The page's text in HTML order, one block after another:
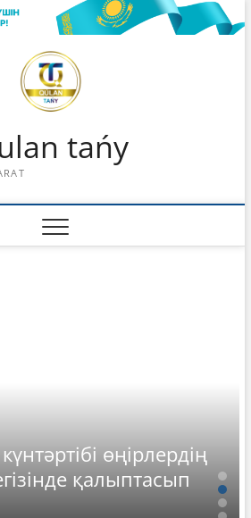
tańy
өңірлердің
қалыптасып